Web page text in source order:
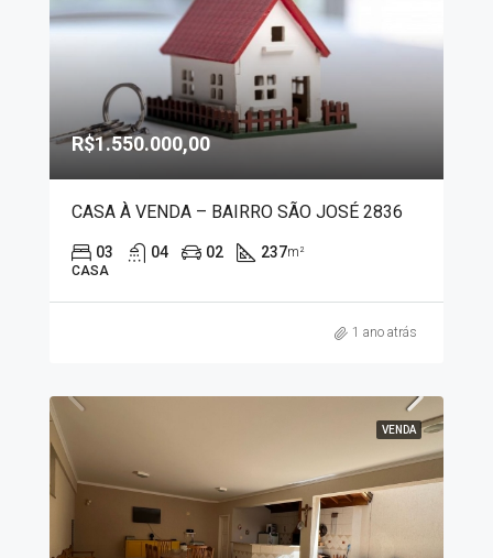
R$1.550.000,00
CASA À VENDA – BAIRRO SÃO JOSÉ 2836
03 04 02 237m²
CASA
1 ano atrás
VENDA